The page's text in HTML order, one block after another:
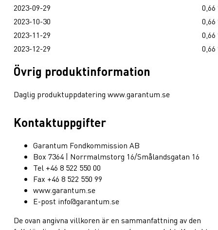
2023-09-29
0,66
2023-10-30
0,66
2023-11-29
0,66
2023-12-29
0,66
Övrig produktinformation
Daglig produktuppdatering www.garantum.se
Kontaktuppgifter
Garantum Fondkommission AB
Box 7364 | Norrmalmstorg 16/Smålandsgatan 16
Tel +46 8 522 550 00
Fax +46 8 522 550 99
www.garantum.se
E-post info@garantum.se
De ovan angivna villkoren är en sammanfattning av den